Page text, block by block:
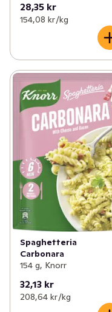
28,35 kr
154,08 kr /kg
Spaghetteria
Carbonara
154 g, Knorr
32,13 kr
208,64 kr /kg